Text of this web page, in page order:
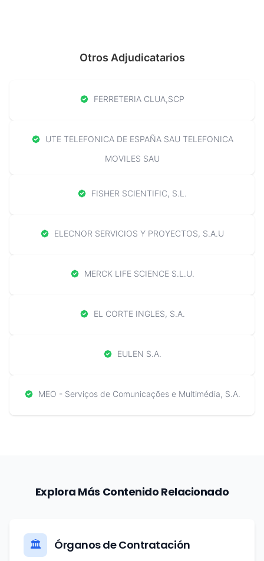
Otros Adjudicatarios
FERRETERIA CLUA,SCP
UTE TELEFONICA DE ESPAÑA SAU TELEFONICA
MOVILES SAU
FISHER SCIENTIFIC, S.L.
ELECNOR SERVICIOS Y PROYECTOS, S.A.U
MERCK LIFE SCIENCE S.L.U.
EL CORTE INGLES, S.A.
EULEN S.A.
MEO - Serviços de Comunicações e Multimédia, S.A.
Explora Más Contenido Relacionado
🏛️ Órganos de Contratación